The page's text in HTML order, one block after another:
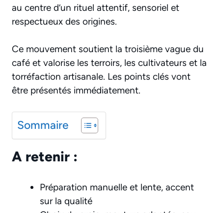
au centre d’un rituel attentif, sensoriel et
respectueux des origines.
Ce mouvement soutient la troisième vague du
café et valorise les terroirs, les cultivateurs et la
torréfaction artisanale. Les points clés vont
être présentés immédiatement.
Sommaire
A retenir :
Préparation manuelle et lente, accent
sur la qualité